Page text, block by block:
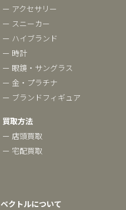
ー アクセサリー
ー スニーカー
ー ハイブランド
ー 時計
ー 眼鏡・サングラス
ー 金・プラチナ
ー ブランドフィギュア
買取方法
ー 店頭買取
ー 宅配買取
ベクトルについて